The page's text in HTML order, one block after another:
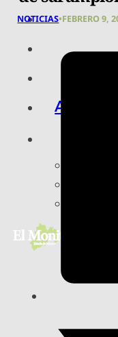
ARTE,
NOTICIAS•FEBRERO 9,